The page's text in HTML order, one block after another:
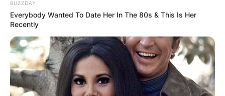
відмови…
BUZZDAY
Everybody Wanted To Date Her In The 80s & This Is Her
Recently